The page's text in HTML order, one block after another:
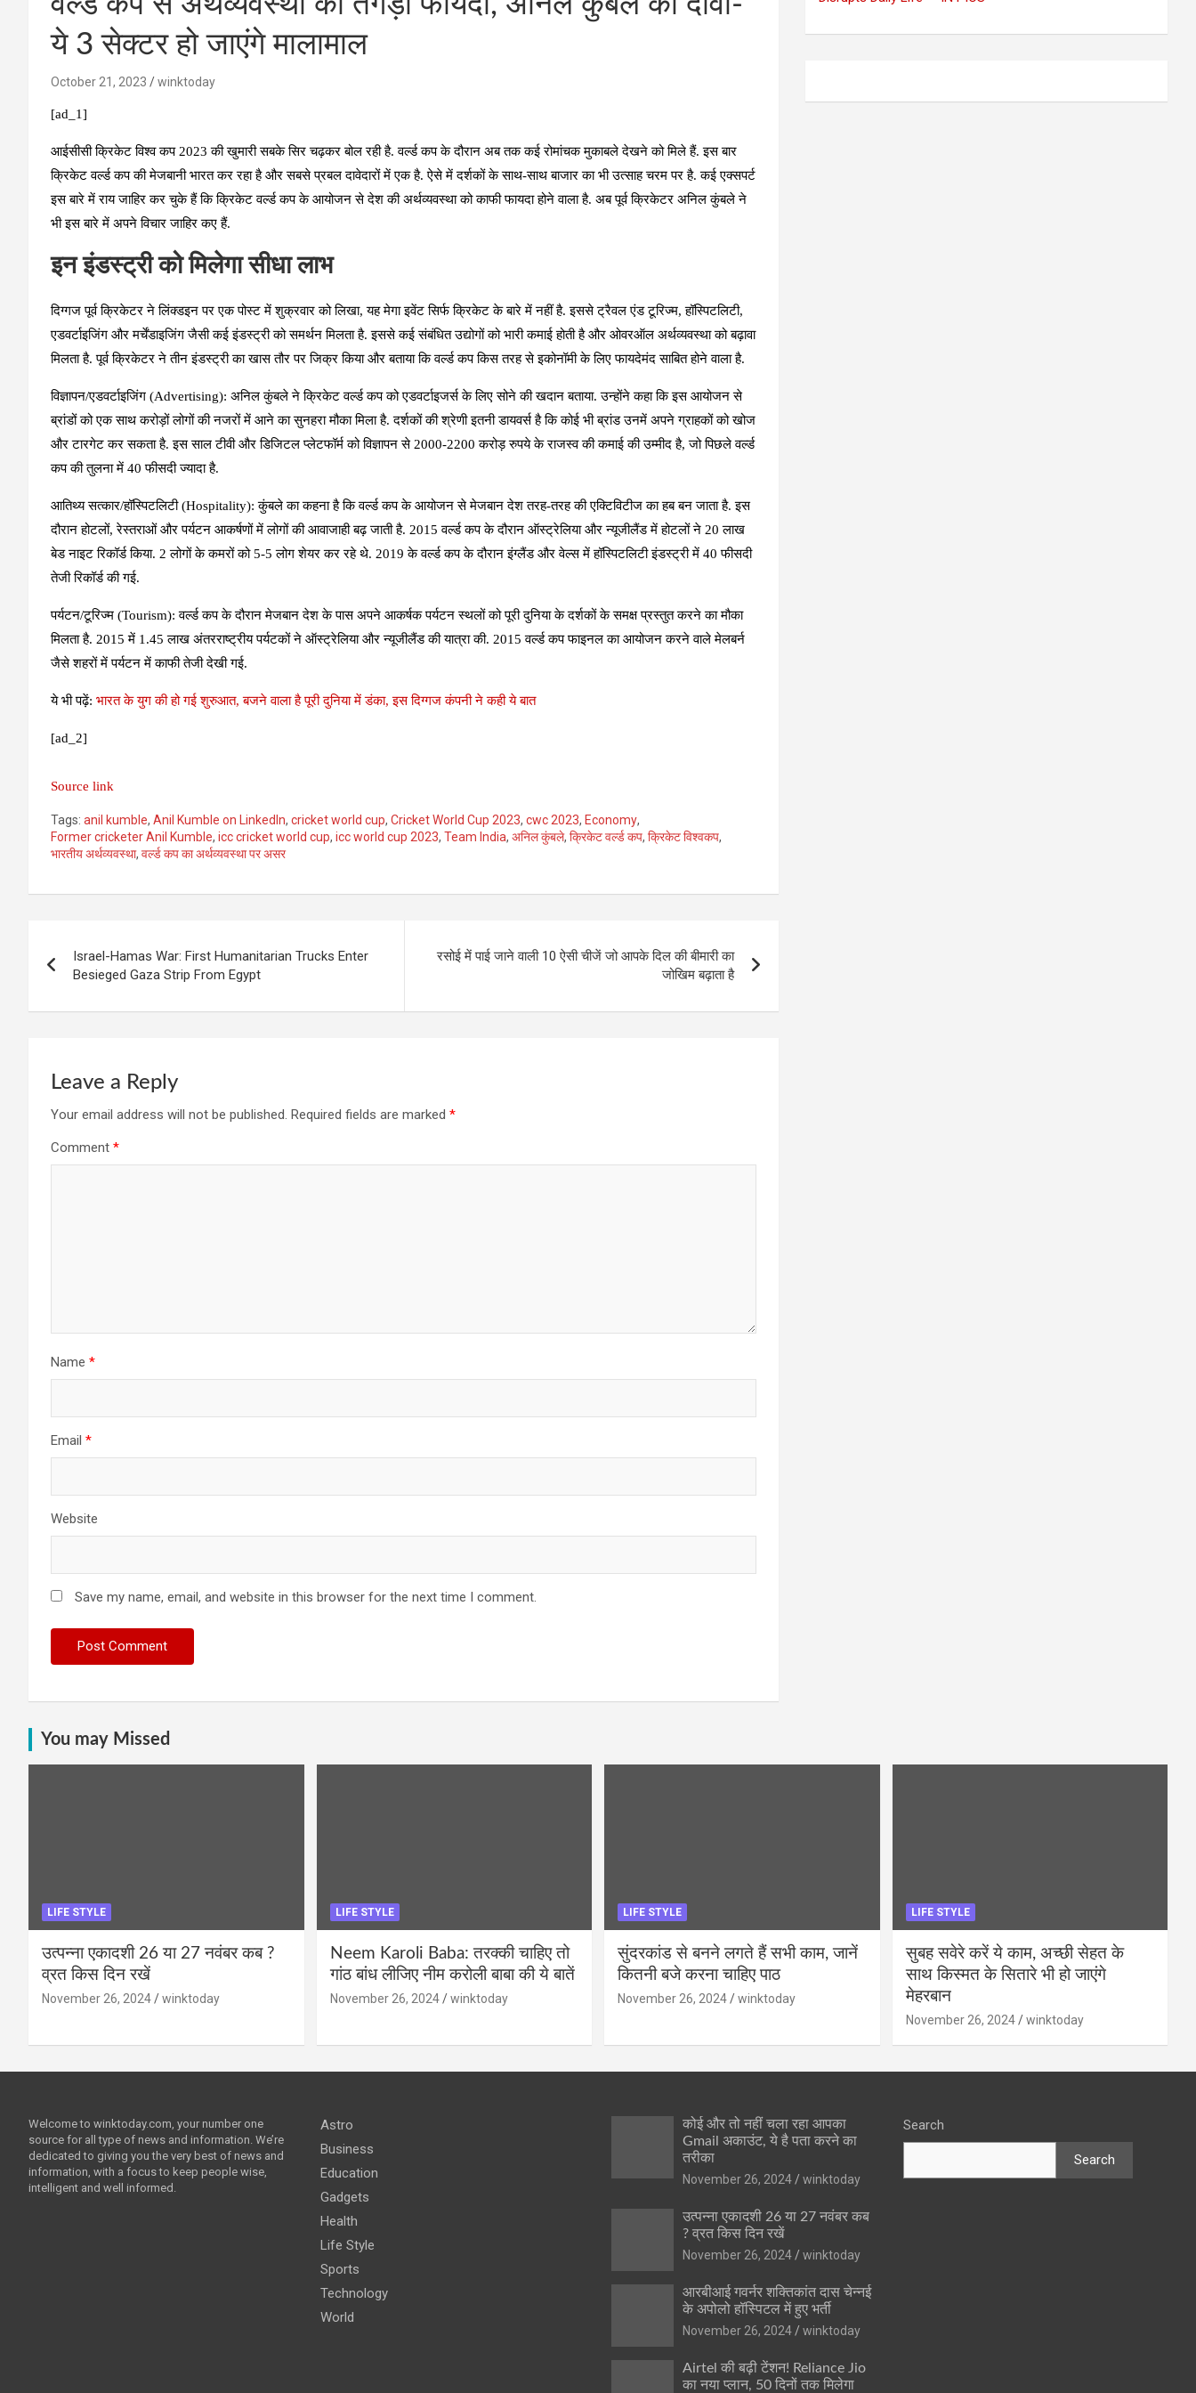
ये 3 सेक्टर हो जाएंगे मालामाल
October 21, 2023 winktoday
[ad_1]
आईसीसी क्रिकेट विश्व कप 2023 की खुमारी सबके सिर चढ़कर बोल रही है. वर्ल्ड कप के दौरान अब तक कई रोमांचक मुकाबले देखने को मिले हैं. इस बार
क्रिकेट वर्ल्ड कप की मेजबानी भारत कर रहा है और सबसे प्रबल दावेदारों में एक है. ऐसे में दर्शकों के साथ-साथ बाजार का भी उत्साह चरम पर है. कई एक्सपर्ट
इस बारे में राय जाहिर कर चुके हैं कि क्रिकेट वर्ल्ड कप के आयोजन से देश की अर्थव्यवस्था को काफी फायदा होने वाला है. अब पूर्व क्रिकेटर अनिल कुंबले ने
भी इस बारे में अपने विचार जाहिर कए हैं.
इन इंडस्ट्री को मिलेगा सीधा लाभ
दिग्गज पूर्व क्रिकेटर ने लिंक्डइन पर एक पोस्ट में शुक्रवार को लिखा, यह मेगा इवेंट सिर्फ क्रिकेट के बारे में नहीं है. इससे ट्रैवल एंड टूरिज्म, हॉस्पिटलिटी,
एडवर्टाइजिंग और मर्चेंडाइजिंग जैसी कई इंडस्ट्री को समर्थन मिलता है. इससे कई संबंधित उद्योगों को भारी कमाई होती है और ओवरऑल अर्थव्यवस्था को बढ़ावा
मिलता है. पूर्व क्रिकेटर ने तीन इंडस्ट्री का खास तौर पर जिक्र किया और बताया कि वर्ल्ड कप किस तरह से इकोनॉमी के लिए फायदेमंद साबित होने वाला है.
विज्ञापन/एडवर्टाइजिंग (Advertising): अनिल कुंबले ने क्रिकेट वर्ल्ड कप को एडवर्टाइजर्स के लिए सोने की खदान बताया. उन्होंने कहा कि इस आयोजन से
ब्रांडों को एक साथ करोड़ों लोगों की नजरों में आने का सुनहरा मौका मिला है. दर्शकों की श्रेणी इतनी डायवर्स है कि कोई भी ब्रांड उनमें अपने ग्राहकों को खोज
और टारगेट कर सकता है. इस साल टीवी और डिजिटल प्लेटफॉर्म को विज्ञापन से 2000-2200 करोड़ रुपये के राजस्व की कमाई की उम्मीद है, जो पिछले वर्ल्ड
कप की तुलना में 40 फीसदी ज्यादा है.
आतिथ्य सत्कार/हॉस्पिटलिटी (Hospitality): कुंबले का कहना है कि वर्ल्ड कप के आयोजन से मेजबान देश तरह-तरह की एक्टिविटीज का हब बन जाता है. इस
दौरान होटलों, रेस्तराओं और पर्यटन आकर्षणों में लोगों की आवाजाही बढ़ जाती है. 2015 वर्ल्ड कप के दौरान ऑस्ट्रेलिया और न्यूजीलैंड में होटलों ने 20 लाख
बेड नाइट रिकॉर्ड किया. 2 लोगों के कमरों को 5-5 लोग शेयर कर रहे थे. 2019 के वर्ल्ड कप के दौरान इंग्लैंड और वेल्स में हॉस्पिटलिटी इंडस्ट्री में 40 फीसदी
तेजी रिकॉर्ड की गई.
पर्यटन/टूरिज्म (Tourism): वर्ल्ड कप के दौरान मेजबान देश के पास अपने आकर्षक पर्यटन स्थलों को पूरी दुनिया के दर्शकों के समक्ष प्रस्तुत करने का मौका
मिलता है. 2015 में 1.45 लाख अंतरराष्ट्रीय पर्यटकों ने ऑस्ट्रेलिया और न्यूजीलैंड की यात्रा की. 2015 वर्ल्ड कप फाइनल का आयोजन करने वाले मेलबर्न
जैसे शहरों में पर्यटन में काफी तेजी देखी गई.
ये भी पढ़ें: भारत के युग की हो गई शुरुआत, बजने वाला है पूरी दुनिया में डंका, इस दिग्गज कंपनी ने कही ये बात
[ad_2]
Source link
Tags: anil kumble, Anil Kumble on LinkedIn, cricket world cup, Cricket World Cup 2023, cwc 2023, Economy,
Former cricketer Anil Kumble, icc cricket world cup, icc world cup 2023, Team India, अनिल कुंबले, क्रिकेट वर्ल्ड कप, क्रिकेट विश्वकप,
भारतीय अर्थव्यवस्था, वर्ल्ड कप का अर्थव्यवस्था पर असर
navigation
Israel-Hamas War: First Humanitarian Trucks Enter
Besieged Gaza Strip From Egypt
रसोई में पाई जाने वाली 10 ऐसी चीजें जो आपके दिल की बीमारी का
जोखिम बढ़ाता है
Leave a Reply
Your email address will not be published. Required fields are marked *
Comment *
Name *
Email *
Website
Save my name, email, and website in this browser for the next time I comment.
You may Missed
LIFE STYLE
उत्पन्ना एकादशी 26 या 27 नवंबर कब ?
व्रत किस दिन रखें
November 26, 2024 winktoday
LIFE STYLE
Neem Karoli Baba: तरक्की चाहिए तो
गांठ बांध लीजिए नीम करोली बाबा की ये बातें
November 26, 2024 winktoday
LIFE STYLE
सुंदरकांड से बनने लगते हैं सभी काम, जानें
कितनी बजे करना चाहिए पाठ
November 26, 2024 winktoday
LIFE STYLE
सुबह सवेरे करें ये काम, अच्छी सेहत के
साथ किस्मत के सितारे भी हो जाएंगे
मेहरबान
November 26, 2024 winktoday
Welcome to winktoday.com, your number one
source for all type of news and information. We’re
dedicated to giving you the very best of news and
information, with a focus to keep people wise,
intelligent and well informed.
Astro
Business
Education
Gadgets
Health
Life Style
Sports
Technology
World
कोई और तो नहीं चला रहा आपका
Gmail अकाउंट, ये है पता करने का
तरीका
November 26, 2024
winktoday
उत्पन्ना एकादशी 26 या 27 नवंबर कब
? व्रत किस दिन रखें
November 26, 2024
winktoday
आरबीआई गवर्नर शक्तिकांत दास चेन्नई
के अपोलो हॉस्पिटल में हुए भर्ती
November 26, 2024
winktoday
Airtel की बढ़ी टेंशन! Reliance Jio
का नया प्लान, 50 दिनों तक मिलेगा
Search
Search